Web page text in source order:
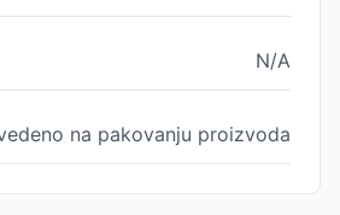
N/A
na pakovanju proizvoda